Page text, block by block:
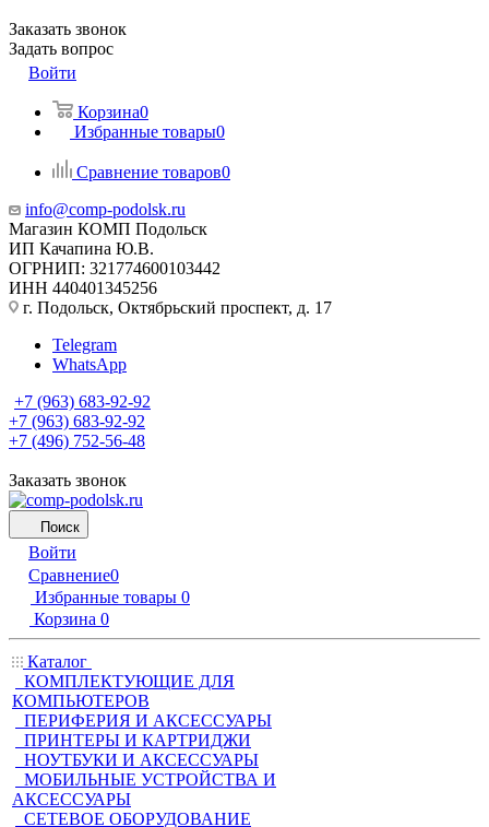
Заказать звонок
Задать вопрос
Войти
Корзина0
Избранные товары0
Сравнение товаров0
info@comp-podolsk.ru
Магазин КОМП Подольск
ИП Качапина Ю.В.
ОГРНИП: 321774600103442
ИНН 440401345256
г. Подольск, Октябрьский проспект, д. 17
Telegram
WhatsApp
+7 (963) 683-92-92
+7 (963) 683-92-92
+7 (496) 752-56-48
Заказать звонок
Поиск
Войти
Сравнение0
Избранные товары 0
Корзина 0
Каталог
КОМПЛЕКТУЮЩИЕ ДЛЯ
КОМПЬЮТЕРОВ
ПЕРИФЕРИЯ И АКСЕССУАРЫ
ПРИНТЕРЫ И КАРТРИДЖИ
НОУТБУКИ И АКСЕССУАРЫ
МОБИЛЬНЫЕ УСТРОЙСТВА И
АКСЕССУАРЫ
СЕТЕВОЕ ОБОРУДОВАНИЕ